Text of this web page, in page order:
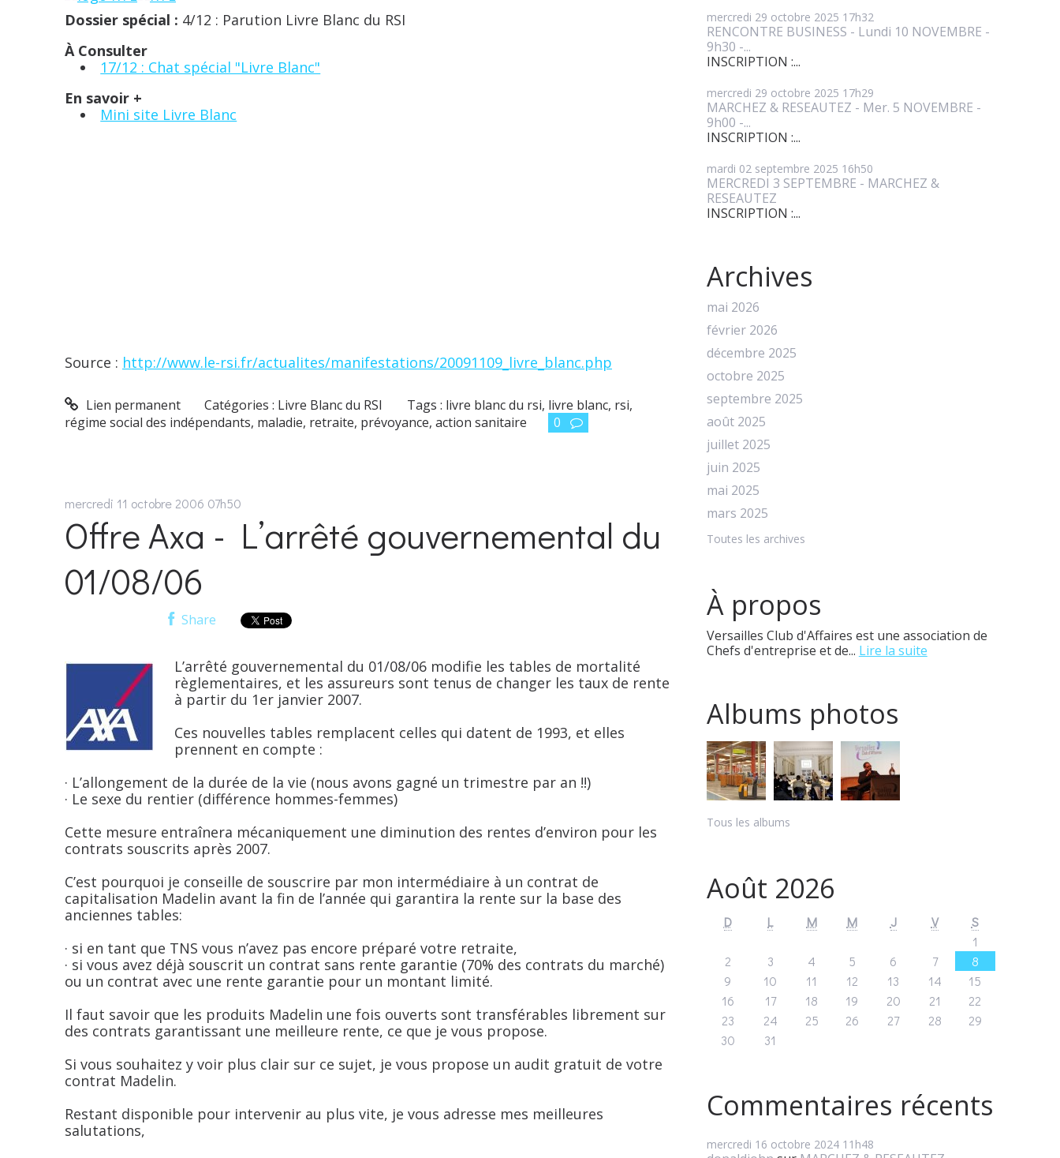
Dossier spécial : 4/12 : Parution Livre Blanc du RSI
À Consulter
17/12 : Chat spécial "Livre Blanc"
En savoir +
Mini site Livre Blanc
Source : http://www.le-rsi.fr/actualites/manifestations/20091109_livre_blanc.php
Lien permanent Catégories : Livre Blanc du RSI Tags : livre blanc du rsi, livre blanc, rsi,
régime social des indépendants, maladie, retraite, prévoyance, action sanitaire 0
mercredi 11 octobre 2006 07h50
Offre Axa - L’arrêté gouvernemental du
01/08/06
Share
L’arrêté gouvernemental du 01/08/06 modifie les tables de mortalité
règlementaires, et les assureurs sont tenus de changer les taux de rente
à partir du 1er janvier 2007.
Ces nouvelles tables remplacent celles qui datent de 1993, et elles
prennent en compte :
· L’allongement de la durée de la vie (nous avons gagné un trimestre par an !!)
· Le sexe du rentier (différence hommes-femmes)
Cette mesure entraînera mécaniquement une diminution des rentes d’environ pour les
contrats souscrits après 2007.
C’est pourquoi je conseille de souscrire par mon intermédiaire à un contrat de
capitalisation Madelin avant la fin de l’année qui garantira la rente sur la base des
anciennes tables:
· si en tant que TNS vous n’avez pas encore préparé votre retraite,
· si vous avez déjà souscrit un contrat sans rente garantie (70% des contrats du marché)
ou un contrat avec une rente garantie pour un montant limité.
Il faut savoir que les produits Madelin une fois ouverts sont transférables librement sur
des contrats garantissant une meilleure rente, ce que je vous propose.
Si vous souhaitez y voir plus clair sur ce sujet, je vous propose un audit gratuit de votre
contrat Madelin.
Restant disponible pour intervenir au plus vite, je vous adresse mes meilleures
salutations,
mercredi 29 octobre 2025 17h32
RENCONTRE BUSINESS - Lundi 10 NOVEMBRE -
9h30 -...
INSCRIPTION :...
mercredi 29 octobre 2025 17h29
MARCHEZ & RESEAUTEZ - Mer. 5 NOVEMBRE -
9h00 -...
INSCRIPTION :...
mardi 02 septembre 2025 16h50
MERCREDI 3 SEPTEMBRE - MARCHEZ &
RESEAUTEZ
INSCRIPTION :...
Archives
mai 2026
février 2026
décembre 2025
octobre 2025
septembre 2025
août 2025
juillet 2025
juin 2025
mai 2025
mars 2025
Toutes les archives
À propos
Versailles Club d'Affaires est une association de
Chefs d'entreprise et de... Lire la suite
Albums photos
Tous les albums
Août 2026
D L M M J V
S
1
2
3 4 5 6 7
8
9
10 11 12 13 14
15
16
17 18 19 20 21
22
23
24 25 26 27 28
29
30
31
Commentaires récents
mercredi 16 octobre 2024 11h48